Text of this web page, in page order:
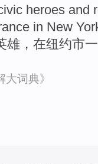
heroes and
in New
雄 ， 在纽约市一
大词典》